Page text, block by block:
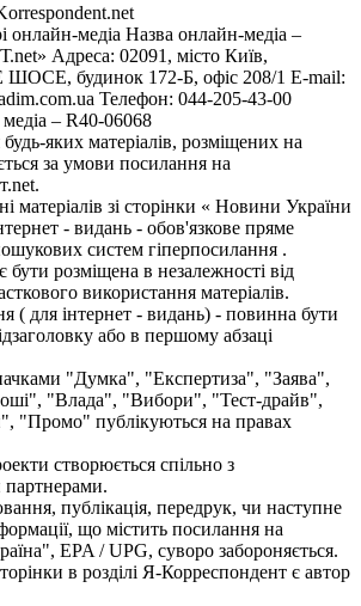
онлайн-медіа Назва онлайн-медіа –
Адреса: 02091, місто Київ,
будинок 172-Б, офіс 208/1 E-mail:
Телефон: 044-205-43-00
медіа – R40-06068
яких матеріалів, розміщених на
за умови посилання на
матеріалів зі сторінки « Новини України
- видань - обов'язкове пряме
систем гіперпосилання .
розміщена в незалежності від
використання матеріалів.
( для інтернет - видань) - повинна бути
або в першому абзаці
"Думка", "Експертиза", "Заява",
"Влада", "Вибори", "Тест-драйв",
"Промо" публікуються на правах
створюється спільно з
публікація, передрук, чи наступне
що містить посилання на
EPA / UPG, суворо забороняється.
в розділі Я-Корреспондент є автор